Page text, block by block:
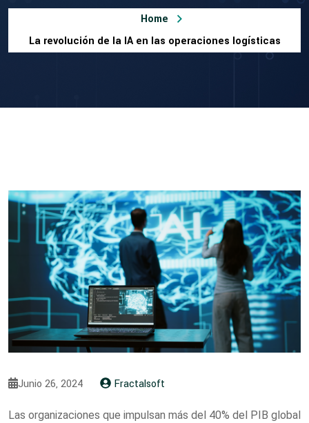
Home
La revolución de la IA en las operaciones logísticas
Junio 26, 2024 Fractalsoft
Las organizaciones que impulsan más del 40% del PIB global